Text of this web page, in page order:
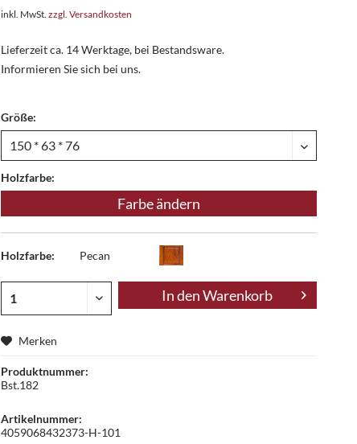
inkl. MwSt.zzgl. Versandkosten
Lieferzeit ca. 14 Werktage, bei Bestandsware.
Informieren Sie sich bei uns.
Größe:
Holzfarbe:
Farbe ändern
Holzfarbe: Pecan
In denWarenkorb
Merken
Produktnummer:
Bst.182
Artikelnummer:
4059068432373-H-101